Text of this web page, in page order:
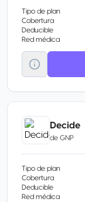
Tipo de plan
Cobertura
Deducible
Red médica
Decide
de GNP
Tipo de plan
Cobertura
Deducible
Red médica